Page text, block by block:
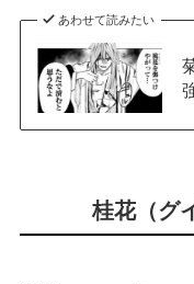
あわせて読みたい
桂花（グ